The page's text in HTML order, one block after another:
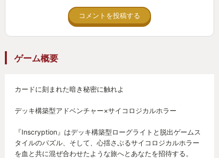
コメントを投稿する
ゲーム概要
カードに刻まれた暗き秘密に触れよ
デッキ構築型アドベンチャー×サイコロジカルホラー
『Inscryption』はデッキ構築型ローグライトと脱出ゲームス
タイルのパズル、そして、心揺さぶるサイコロジカルホラー
を血と共に混ぜ合わせたような旅へとあなたを招待する。